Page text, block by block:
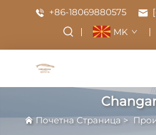
+86-18069880575
MK
Почетна Страница >